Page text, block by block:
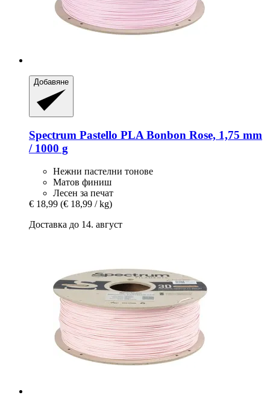
Добавяне
Spectrum Pastello PLA Bonbon Rose, 1,75 mm
/ 1000 g
Нежни пастелни тонове
Матов финиш
Лесен за печат
€ 18,99 (€ 18,99 / kg)
Доставка до 14. август